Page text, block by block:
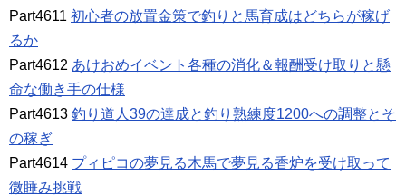
Part4611 初心者の放置金策で釣りと馬育成はどちらが稼げ
るか
Part4612 あけおめイベント各種の消化＆報酬受け取りと懸
命な働き手の仕様
Part4613 釣り道人39の達成と釣り熟練度1200への調整とそ
の稼ぎ
Part4614 プィピコの夢見る木馬で夢見る香炉を受け取って
微睡み挑戦